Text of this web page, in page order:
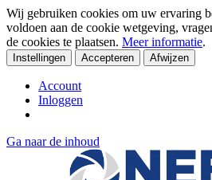
Wij gebruiken cookies om uw ervaring
voldoen aan de cookie wetgeving,
de cookies te plaatsen. Meer informatie.
Instellingen Accepteren Afwijzen
Account
Inloggen
Ga naar de inhoud